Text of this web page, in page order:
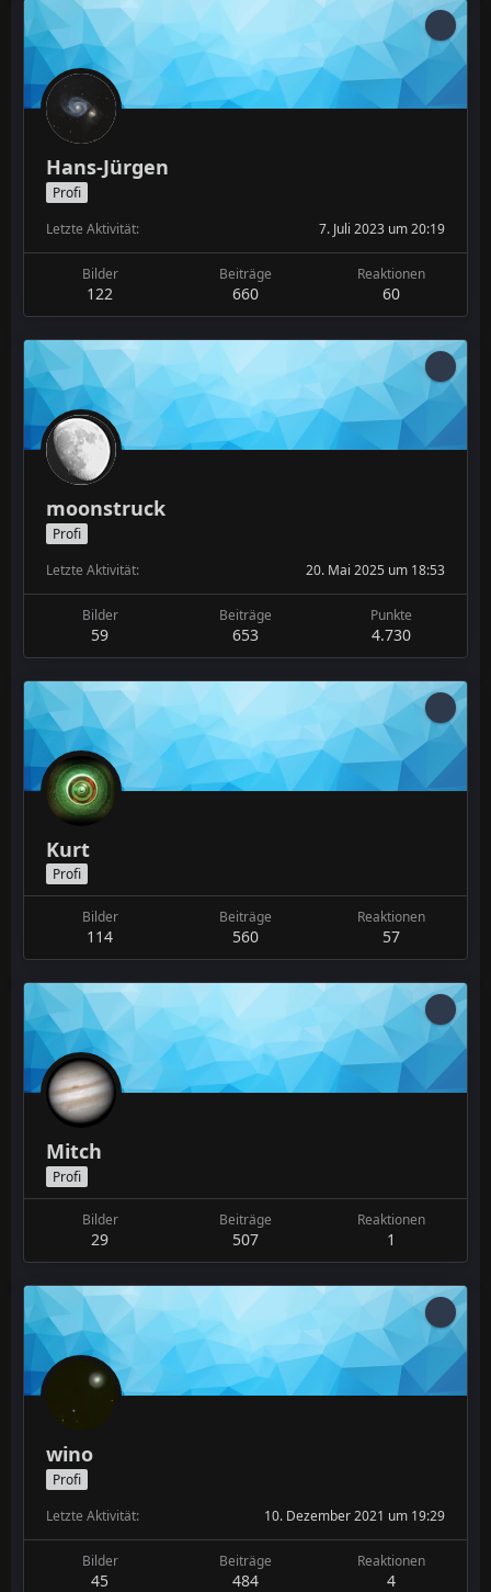
Hans-Jürgen
Profi
Letzte Aktivität
7. Juli 2023 um 20:19
Bilder
122
Beiträge
660
Reaktionen
60
moonstruck
Profi
Letzte Aktivität
20. Mai 2025 um 18:53
Bilder
59
Beiträge
653
Punkte
4.730
Kurt
Profi
Bilder
114
Beiträge
560
Reaktionen
57
Mitch
Profi
Bilder
29
Beiträge
507
Reaktionen
1
wino
Profi
Letzte Aktivität
10. Dezember 2021 um 19:29
Bilder
45
Beiträge
484
Reaktionen
4